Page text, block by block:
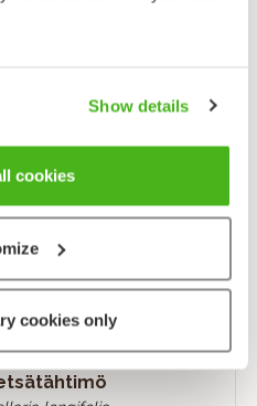
Show details
cookies
cookies only